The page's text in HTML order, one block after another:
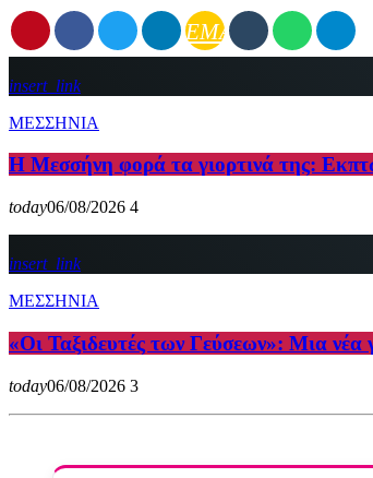
EMAIL
insert_link
ΜΕΣΣΗΝΙΑ
Η Μεσσήνη φορά τα γιορτινά της:
today06/08/2026 4
insert_link
ΜΕΣΣΗΝΙΑ
«Οι Ταξιδευτές των Γεύσεων»: Μια νέα
today06/08/2026 3